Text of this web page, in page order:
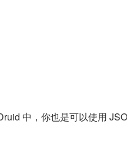
中，你也是可以使用